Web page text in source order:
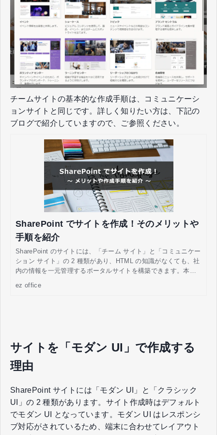
チームサイトの基本的な作成手順は、コミュニケーシ
ョンサイトと同じです。詳しく知りたい方は、下記の
ブログで紹介していますので、ご参照ください。
SharePoint でサイトを作成！そのメリットや
手順を紹介
SharePoint のサイトには、「チーム サイト」と「コミュニケー
ション サイト」の 2 種類があり、HTML の知識がなくても、社
内の情報を一元管理するポータルサイトを構築できます。本記
を紹介します。
ez office
サイトを「モダン UI」で作成する
理由
SharePoint サイトには「モダン UI」と「クラシック
UI」の 2 種類があります。サイト作成時はデフォルト
でモダン UI となっています。モダン UI はレスポンシ
ブ対応がされているため、端末に合わせてレイアウト